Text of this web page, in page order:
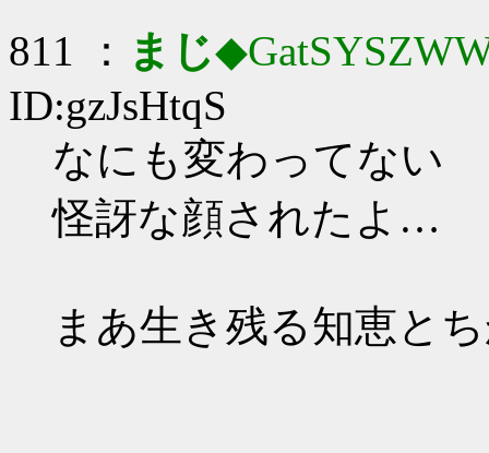
811 ： まじ
ID:gzJsHtqS
なにも変わってない
怪訝な顔されたよ…
まあ生き残る知恵と